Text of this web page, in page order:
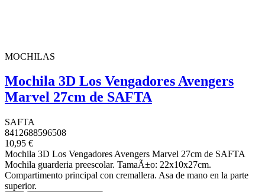
MOCHILAS
Mochila 3D Los Vengadores Avengers
Marvel 27cm de SAFTA
SAFTA
8412688596508
10,95 €
Mochila 3D Los Vengadores Avengers Marvel 27cm de SAFTA
Mochila guarderia preescolar. TamaÃ±o: 22x10x27cm.
Compartimento principal con cremallera. Asa de mano en la parte
superior.